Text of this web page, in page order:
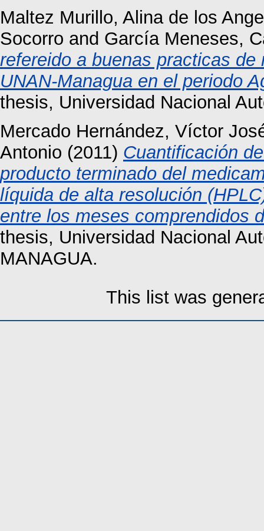
Maltez Murillo, Alina de los
Socorro and García Meneses,
refereido a buenas practicas
UNAN-Managua en el periodo
thesis, Universidad Nacional
Mercado Hernández, Víctor
Antonio (2011) Cuantificación
producto terminado del
líquida de alta resolución
entre los meses comprendidos
thesis, Universidad Nacional
MANAGUA.
This list was